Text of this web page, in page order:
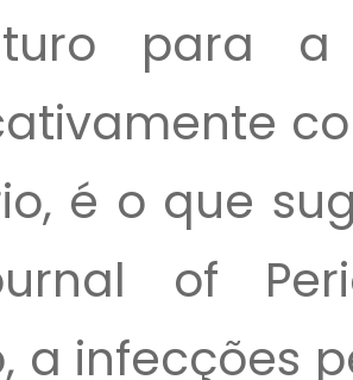
para
é o que
of
a infecções